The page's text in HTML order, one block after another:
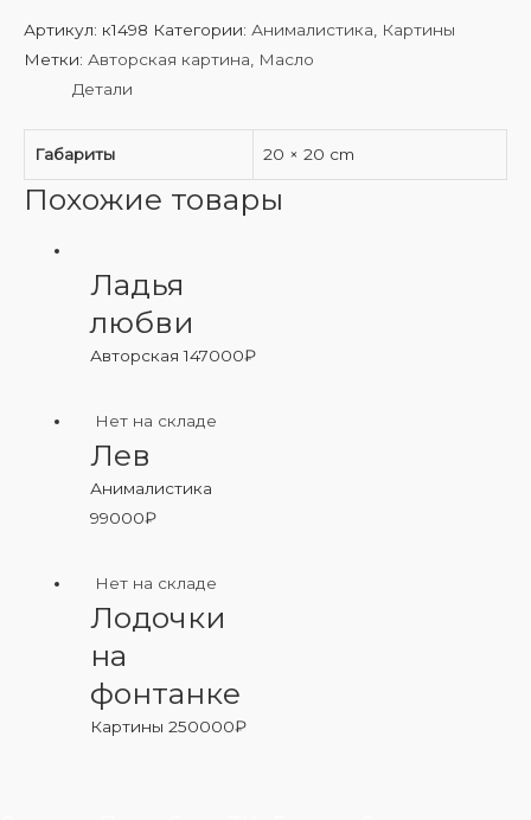
Артикул: к1498 Категории: Анималистика
Картины
Метки: Авторская картина
Масло
Детали
Габариты 20 × 20 cm
Похожие товары
Ладья
любви
Авторская147000₽
Нет на складе
Лев
Анималистика
99000₽
Нет на складе
Лодочки
на
фонтанке
Картины250000₽